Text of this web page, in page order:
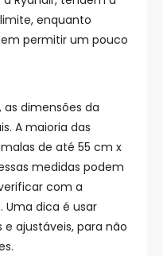
enquanto
permitir um pouco
as dimensões da
A maioria das
de até 55 cm x
medidas podem
com a
dica é usar
ajustáveis, para não